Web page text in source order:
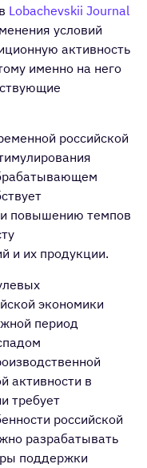
Lobachevskii Journal
условий
активность
именно на него
российской
и повышению темпов
и их продукции.
экономики
период
активности в
требует
российской
разрабатывать
поддержки